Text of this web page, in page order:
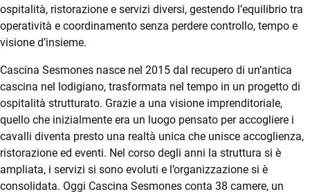
CRM
Ecommerce
Email Marketing
Fatturazione
Gestione firma
& privacy
Food &
beverage
Fatturazione
Elettronica
App Pulizie
ospitalità, ristorazione e servizi diversi, gestendo l’equilibrio tra
operatività e coordinamento senza perdere controllo, tempo e
visione d’insieme.
Cascina Sesmones nasce nel 2015 dal recupero di un’antica
cascina nel lodigiano, trasformata nel tempo in un progetto di
ospitalità strutturato. Grazie a una visione imprenditoriale,
quello che inizialmente era un luogo pensato per accogliere i
cavalli diventa presto una realtà unica che unisce accoglienza,
ristorazione ed eventi. Nel corso degli anni la struttura si è
ampliata, i servizi si sono evoluti e l’organizzazione si è
consolidata. Oggi Cascina Sesmones conta 38 camere, un